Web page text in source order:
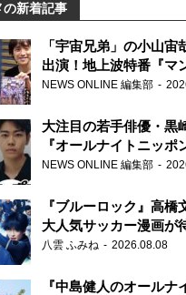
の新着記事
「宇宙兄弟」の小山宙
出演！地上波特番『マ
オ 宇宙兄弟スペシャル
NEWS ONLINE 編集部
大注目の若手俳優・黒
『オールナイトニッポ
0(ZERO)』に初登場「
NEWS ONLINE 編集部
『ブルーロック』高橋
大人気サッカー漫画が
映画に
八雲 ふみね 2026.08.08
『中島健人のオールナ